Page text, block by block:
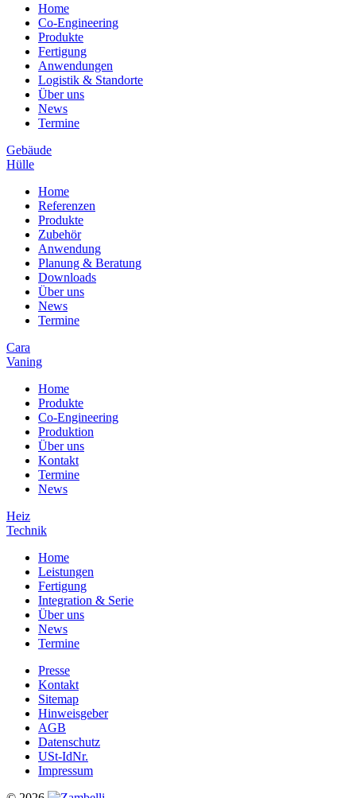
Home
Co-Engineering
Produkte
Fertigung
Anwendungen
Logistik & Standorte
Über uns
News
Termine
Gebäude
Hülle
Home
Referenzen
Produkte
Zubehör
Anwendung
Planung & Beratung
Downloads
Über uns
News
Termine
Cara
Vaning
Home
Produkte
Co-Engineering
Produktion
Über uns
Kontakt
Termine
News
Heiz
Technik
Home
Leistungen
Fertigung
Integration & Serie
Über uns
News
Termine
Presse
Kontakt
Sitemap
Hinweisgeber
AGB
Datenschutz
USt-IdNr.
Impressum